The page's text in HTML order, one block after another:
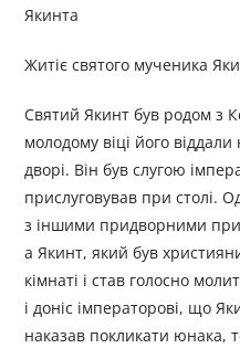
Якинта
Житіє святого мученика
Святий Якинт був родом з
молодому віці його
дворі. Він був слугою
прислуговував при столі.
з іншими придворними
а Якинт, який був
кімнаті і став голосно
і доніс імператорові, що
наказав покликати юнака,